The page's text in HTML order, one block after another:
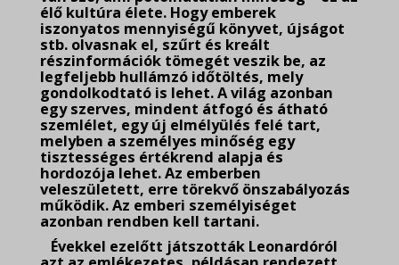
élő kultúra élete. Hogy emberek
iszonyatos mennyiségű könyvet, újságot
stb. olvasnak el, szűrt és kreált
részinformációk tömegét veszik be, az
legfeljebb hullámzó időtöltés, mely
gondolkodtató is lehet. A világ azonban
egy szerves, mindent átfogó és átható
szemlélet, egy új elmélyülés felé tart,
melyben a személyes minőség egy
tisztességes értékrend alapja és
hordozója lehet. Az emberben
veleszületett, erre törekvő önszabályozás
működik. Az emberi személyiséget
azonban rendben kell tartani.
Évekkel ezelőtt játszották Leonardóról